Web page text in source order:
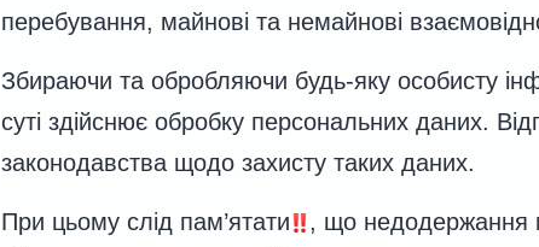
перебування, майнові та немайнові
Збираючи та обробляючи будь-яку особисту
суті здійснює обробку персональних даних.
законодавства щодо захисту таких даних.
При цьому слід пам’ятати
, що недодержання